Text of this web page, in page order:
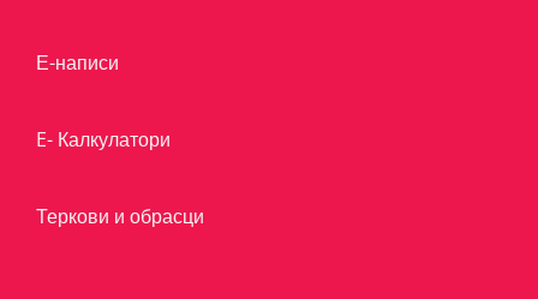
Е-написи
E- Калкулатори
Теркови и обрасци